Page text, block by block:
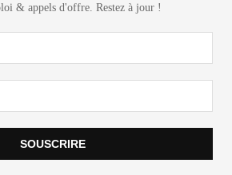
& appels d'offre. Restez à jour !